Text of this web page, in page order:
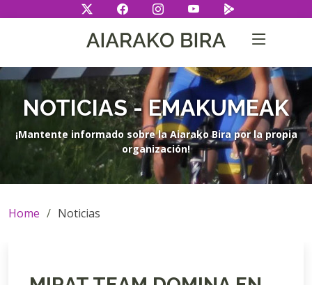
NOTICIAS - EMAKUMEAK
¡Mantente informado sobre la Aiarako Bira por la propia
organización!
Home Noticias